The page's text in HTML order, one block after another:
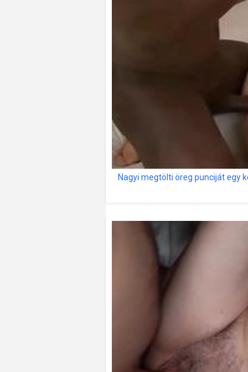
Nagyi megtölti öreg punciját egy